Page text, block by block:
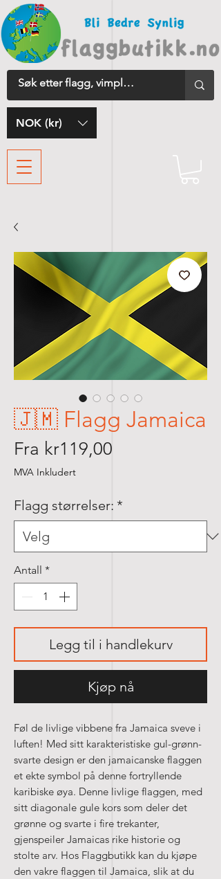
NOK (kr)
🇯🇲 Flagg Jamaica
Fra kr119,00
MVA Inkludert
Flagg størrelser: *
Antall *
Legg til i handlekurv
Kjøp nå
Føl de livlige vibbene fra Jamaica sveve i
luften! Med sitt karakteristiske gul-grønn-
svarte design er den jamaicanske flaggen
et ekte symbol på denne fortryllende
karibiske øya. Denne livlige flaggen, med
sitt diagonale gule kors som deler det
grønne og svarte i fire trekanter,
gjenspeiler Jamaicas rike historie og
stolte arv. Hos Flaggbutikk kan du kjøpe
den vakre flaggen til Jamaica, slik at du